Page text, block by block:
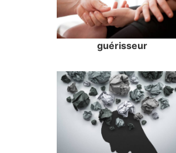
guérisseur